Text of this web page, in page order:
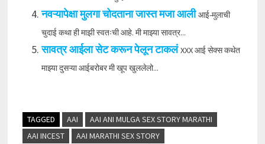
नवऱ्यापेक्षा मुलगा चोदताना जास्त मजा आली आई-मुलाची
चुदाई कथा ही माझी स्वतःची आहे. मी माझ्या सावत्र...
सावत्र आईला सेट करून पेलून टाकलं XXX आई सेक्स कथेत
माझ्या दुसऱ्या आईबरोबर मी खूप खुललेलो...
TAGGED AAI
AAI ANI MULGA SEX STORY MARATHI
AAI INCEST
AAI MARATHI SEX STORY